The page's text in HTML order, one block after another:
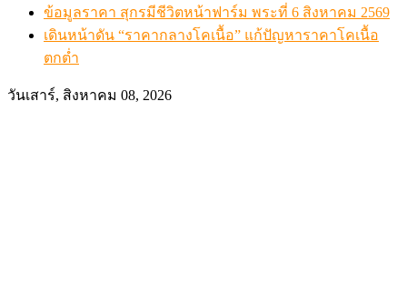
ข้อมูลราคา สุกรมีชีวิตหน้าฟาร์ม พระที่ 6 สิงหาคม 2569
เดินหน้าดัน “ราคากลางโคเนื้อ” แก้ปัญหาราคาโคเนื้อ
ตกต่ำ
วันเสาร์, สิงหาคม 08, 2026